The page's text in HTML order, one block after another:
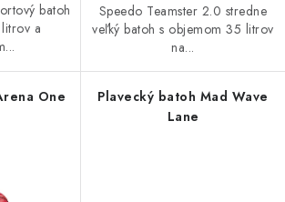
batoh
a
Speedo Teamster 2.0 stredne
veľký batoh s objemom 35 litrov
na...
One
Plavecký batoh Mad Wave
Lane